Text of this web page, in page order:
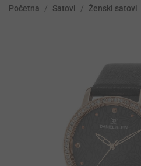
Početna / Satovi / Ženski satovi